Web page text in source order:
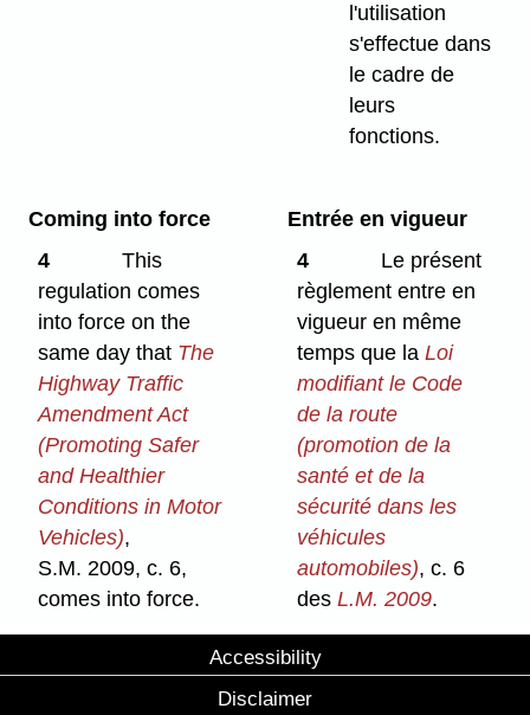
l'utilisation
s'effectue dans
le cadre de
leurs
fonctions.
Coming into force
4
This
regulation comes
into force on the
same day that The
Highway Traffic
Amendment Act
(Promoting Safer
and Healthier
Conditions in Motor
Vehicles),
S.M. 2009, c. 6,
comes into force.
Entrée en vigueur
4
Le présent
règlement entre en
vigueur en même
temps que laLoi
modifiant le Code
de la route
(promotion de la
santé et de la
sécurité dans les
véhicules
automobiles), c. 6
desL.M. 2009.
Accessibility
Disclaimer